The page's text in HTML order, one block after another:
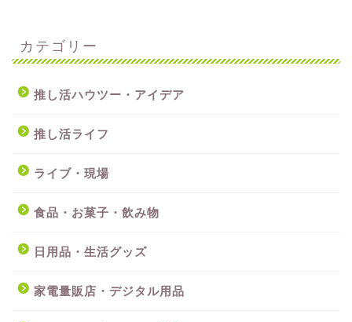
カテゴリー
推し活ハウツー・アイデア
推し活ライフ
ライブ・現場
食品・お菓子・飲み物
日用品・生活グッズ
家電量販店・デジタル用品